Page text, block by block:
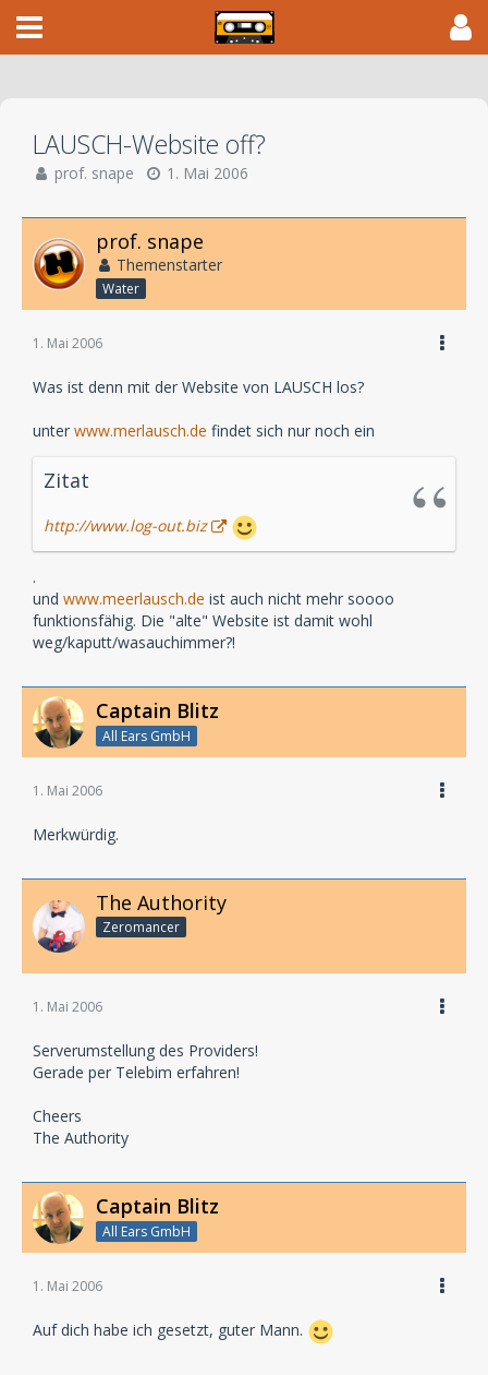
LAUSCH-Website off?
prof. snape 1. Mai 2006
prof. snape
Themenstarter
Water
1. Mai 2006
Was ist denn mit der Website von LAUSCH los?
unter www.merlausch.de findet sich nur noch ein
Zitat
http://www.log-out.biz
.
und www.meerlausch.de ist auch nicht mehr soooo
funktionsfähig. Die "alte" Website ist damit wohl
weg/kaputt/wasauchimmer?!
Captain Blitz
All Ears GmbH
1. Mai 2006
Merkwürdig.
The Authority
Zeromancer
1. Mai 2006
Serverumstellung des Providers!
Gerade per Telebim erfahren!
Cheers
The Authority
Captain Blitz
All Ears GmbH
1. Mai 2006
Auf dich habe ich gesetzt, guter Mann.